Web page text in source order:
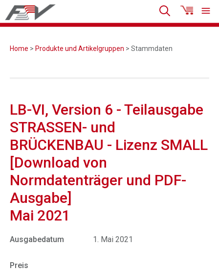
Home > Produkte und Artikelgruppen > Stammdaten
LB-VI, Version 6 - Teilausgabe
STRASSEN- und
BRÜCKENBAU - Lizenz SMALL
[Download von
Normdatenträger und PDF-
Ausgabe]
Mai 2021
Ausgabedatum 1. Mai 2021
Preis